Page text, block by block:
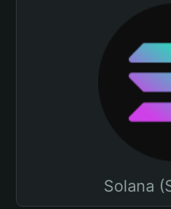
Solana